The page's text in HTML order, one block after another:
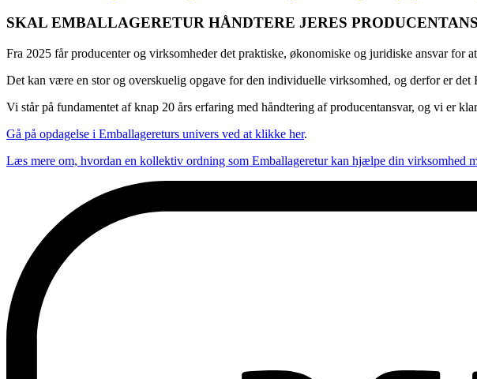
SKAL EMBALLAGERETUR HÅNDTERE JERES
Fra 2025 får producenter og virksomheder det praktiske, økonomiske og juridiske ansvar for
Det kan være en stor og overskuelig opgave for den individuelle virksomhed, og derfor er
Vi står på fundamentet af knap 20 års erfaring med håndtering af producentansvar, og vi er
Gå på opdagelse i Emballagereturs univers ved at klikke her.
Læs mere om, hvordan en kollektiv ordning som Emballageretur kan hjælpe din virksomhed